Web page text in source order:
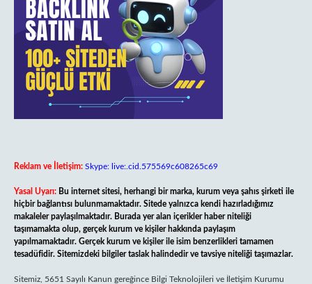
Reklam ve İletişim: Skype: live:.cid.575569c608265c69
Yasal Uyarı: Bu internet sitesi, herhangi bir marka, kurum veya şahıs şirketi ile
hiçbir bağlantısı bulunmamaktadır. Sitede yalnızca kendi hazırladığımız
makaleler paylaşılmaktadır. Burada yer alan içerikler haber niteliği
taşımamakta olup, gerçek kurum ve kişiler hakkında paylaşım
yapılmamaktadır. Gerçek kurum ve kişiler ile isim benzerlikleri tamamen
tesadüfidir. Sitemizdeki bilgiler taslak halindedir ve tavsiye niteliği taşımazlar.
Sitemiz, 5651 Sayılı Kanun gereğince Bilgi Teknolojileri ve İletişim Kurumu